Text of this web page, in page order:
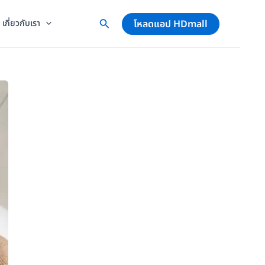
เกี่ยวกับเรา โหลดแอป HDmall